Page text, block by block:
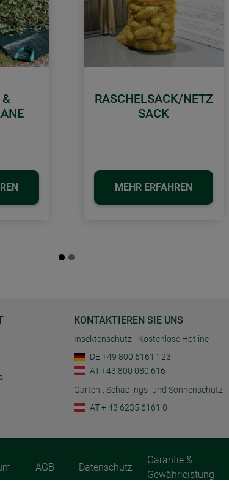
RASCHELSACK/NETZ
SACK
MEHR ERFAHREN
KONTAKTIEREN SIE UNS
Insektenschutz - Kostenlose Hotline
DE +49 800 6161 123
AT +43 800 080 616
Garten-, Schädlings- und Sonnenschutz
AT + 43 6235 6161 0
AGB Datenschutz
Garantie &
Gewährleistung